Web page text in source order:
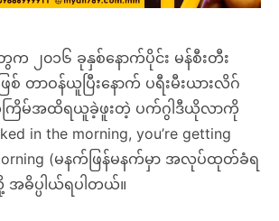
က ၂၀၁၆ ခုနှစ်နောက်ပိုင်း မန်စီးတီး
စ် တာဝန်ယူပြီးနောက် ပရီးမီးယားလိဂ်
ကြိမ်အထိရယူခဲ့ဖူးတဲ့ ပက်ဂွါဒီယိုလာကို
in the morning, you’re getting
(မနက်ဖြန်မနက်မှာ အလုပ်ထုတ်ခံရ
ဓိပ္ပါယ်ရပါတယ်။